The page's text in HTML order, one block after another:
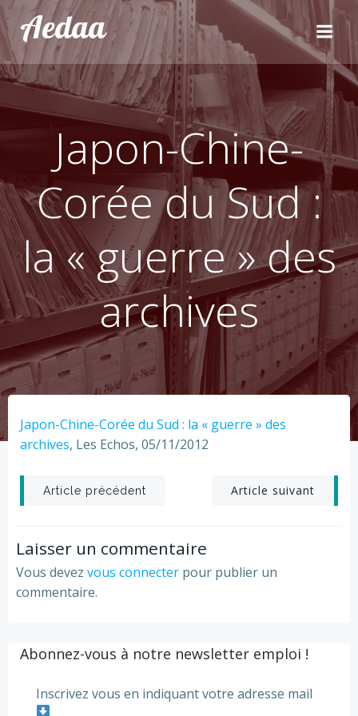
Aller
au
contenu
Aedaa
Japon-Chine-
Corée du Sud :
la « guerre » des
archives
Japon-Chine-Corée du Sud : la « guerre » des
archives, Les Echos, 05/11/2012
Post
navigation
Article précédent
Post
navigation
Article suivant
Laisser un commentaire
Vous devez vous connecter pour publier un
commentaire.
Abonnez-vous à notre newsletter emploi !
Inscrivez vous en indiquant votre adresse mail